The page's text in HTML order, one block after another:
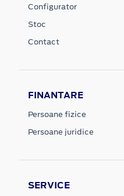
Configurator
Stoc
Contact
FINANTARE
Persoane fizice
Persoane juridice
SERVICE